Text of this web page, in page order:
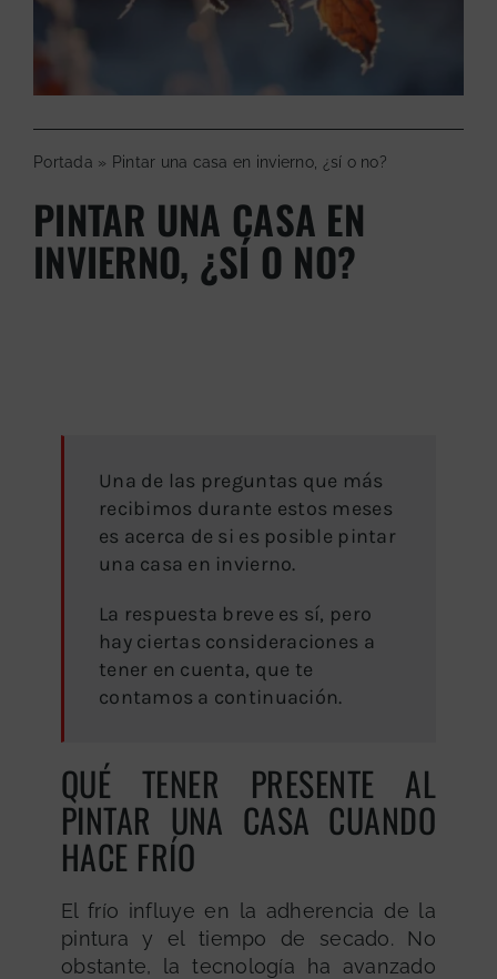
Portada » Pintar una casa en invierno, ¿sí o no?
PINTAR UNA CASA EN
INVIERNO, ¿SÍ O NO?
Una de las preguntas que más
recibimos durante estos meses
es acerca de si es posible pintar
una casa en invierno.
La respuesta breve es sí, pero
hay ciertas consideraciones a
tener en cuenta, que te
contamos a continuación.
QUÉ TENER PRESENTE AL
PINTAR UNA CASA CUANDO
HACE FRÍO
El frío influye en la adherencia de la
pintura y el tiempo de secado. No
obstante, la tecnología ha avanzado